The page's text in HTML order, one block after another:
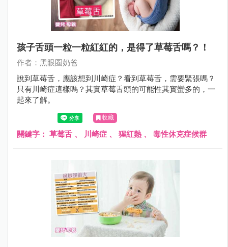
孩子舌頭一粒一粒紅紅的，是得了草莓舌嗎？！
作者：黑眼圈奶爸
說到草莓舌，應該想到川崎症？看到草莓舌，需要緊張嗎？
只有川崎症這樣嗎？其實草莓舌頭的可能性其實蠻多的，一
起來了解。
收藏
關鍵字： 草莓舌 、 川崎症 、 猩紅熱 、 毒性休克症候群